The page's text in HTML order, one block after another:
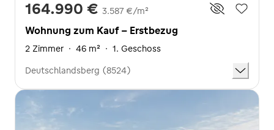
164.990 € 3.587 €/m²
Wohnung zum Kauf - Erstbezug
2 Zimmer · 46 m² · 1. Geschoss
Deutschlandsberg (8524)